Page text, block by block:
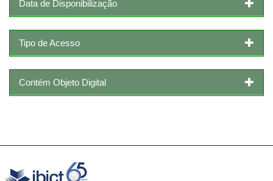
Data de Disponibilização
Tipo de Acesso
Contém Objeto Digital